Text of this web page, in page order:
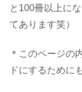
と100冊以上に
てあります笑）
＊このページの
ドにするために